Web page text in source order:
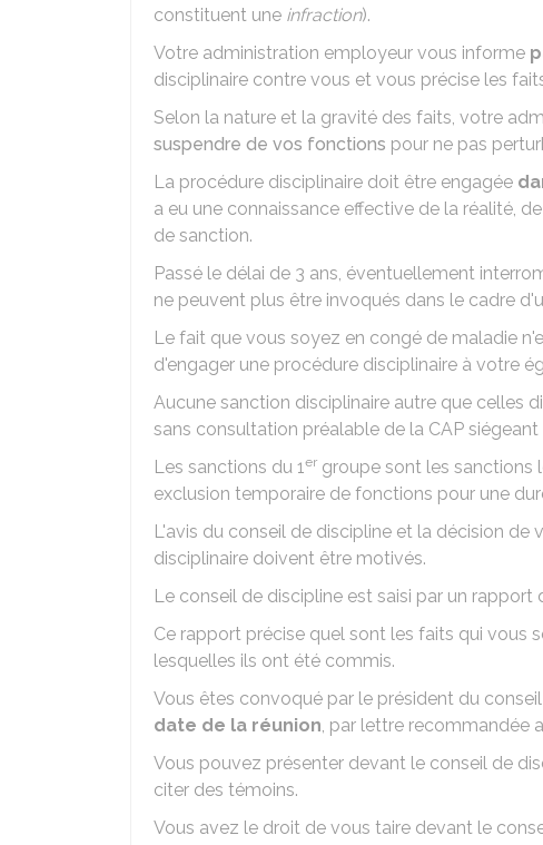
constituent une infraction).
Votre administration employeur vous informe
disciplinaire contre vous et vous précise les
Selon la nature et la gravité des faits, votre
suspendre de vos fonctions pour ne pas
La procédure disciplinaire doit être engagée
a eu une connaissance effective de la réalité,
de sanction.
Passé le délai de 3 ans, éventuellement
ne peuvent plus être invoqués dans le cadre
Le fait que vous soyez en congé de maladie
d'engager une procédure disciplinaire à votre
Aucune sanction disciplinaire autre que celles
sans consultation préalable de la CAP siégeant
Les sanctions du 1er groupe sont les sanctions
exclusion temporaire de fonctions pour une
L'avis du conseil de discipline et la décision
disciplinaire doivent être motivés.
Le conseil de discipline est saisi par un
Ce rapport précise quel sont les faits qui vous
lesquelles ils ont été commis.
Vous êtes convoqué par le président du
date de la réunion, par lettre recommandée
Vous pouvez présenter devant le conseil de
citer des témoins.
Vous avez le droit de vous taire devant le